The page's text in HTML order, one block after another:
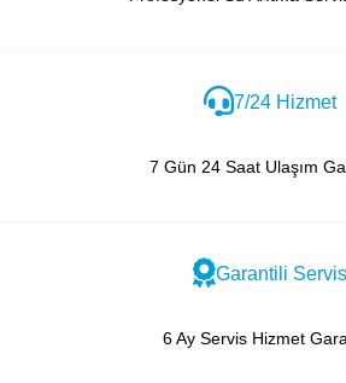
7/24 Hizmet
7 Gün 24 Saat Ulaşım
Garantili Servis
6 Ay Servis Hizmet